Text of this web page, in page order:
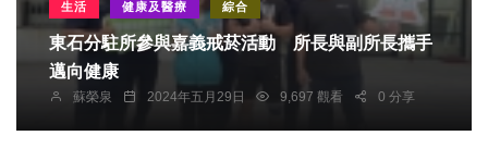
生活 健康及醫療 綜合
東石分駐所參與嘉義戒菸活動 所長與副所長攜手
邁向健康
蘇榮泉 2024年五月29日 9,697 觀看 0 分享